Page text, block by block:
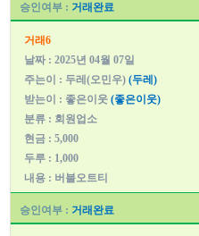
승인여부 : 거래완료
거래6
날짜 : 2025년 04월 07일
주는이 : 두레(오민우) (두레)
받는이 : 좋은이웃 (좋은이웃)
분류 : 회원업소
현금 : 5,000
두루 : 1,000
내용 : 버블오트티
승인여부 : 거래완료